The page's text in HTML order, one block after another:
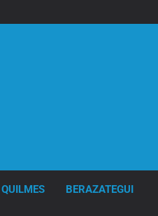
QUILMES BERAZATEGUI